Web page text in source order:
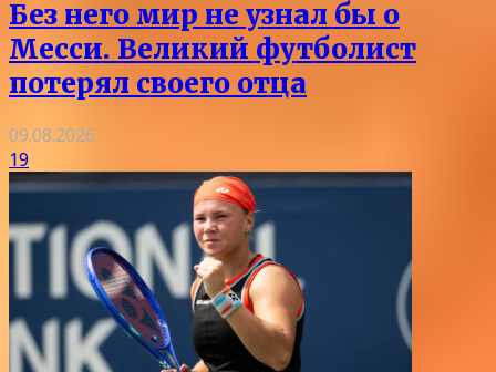
Без него мир не узнал бы о
Месси. Великий футболист
потерял своего отца
09.08.2026
19